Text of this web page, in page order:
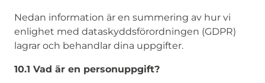
Nedan information är en summering av hur vi
enlighet med dataskyddsförordningen (GDPR)
lagrar och behandlar dina uppgifter.
10.1 Vad är en personuppgift?